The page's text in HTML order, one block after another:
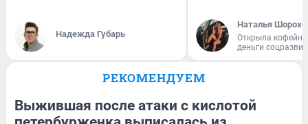
Надежда Губарь
Наталья
Открыла
деньги
РЕКОМЕНДУЕМ
Выжившая после атаки с кислотой